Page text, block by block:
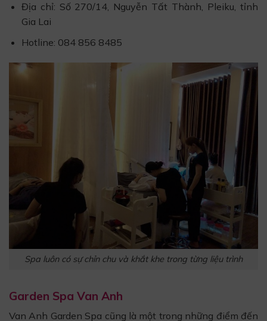
Địa chỉ: Số 270/14, Nguyễn Tất Thành, Pleiku, tỉnh
Gia Lai
Hotline: 084 856 8485
Spa luôn có sự chỉn chu và khắt khe trong từng liệu trình
Garden Spa Van Anh
Van Anh Garden Spa cũng là một trong những điểm đến